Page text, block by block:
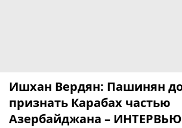
Ишхан Вердян: Пашинян
признать Карабах частью
Азербайджана – ИНТЕРВЬЮ